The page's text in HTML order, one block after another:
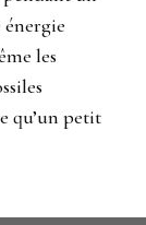
énergie
les
qu’un petit